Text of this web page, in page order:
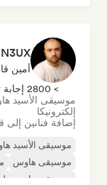
N3UX
أمين
> 2800 إجابة تم تقديمها
موسيقى الأسيد
إلكترونيكا
إضافة فنانين إلى
موسيقى الأسيد
موسيقى هاوس
موسيقى هاوس